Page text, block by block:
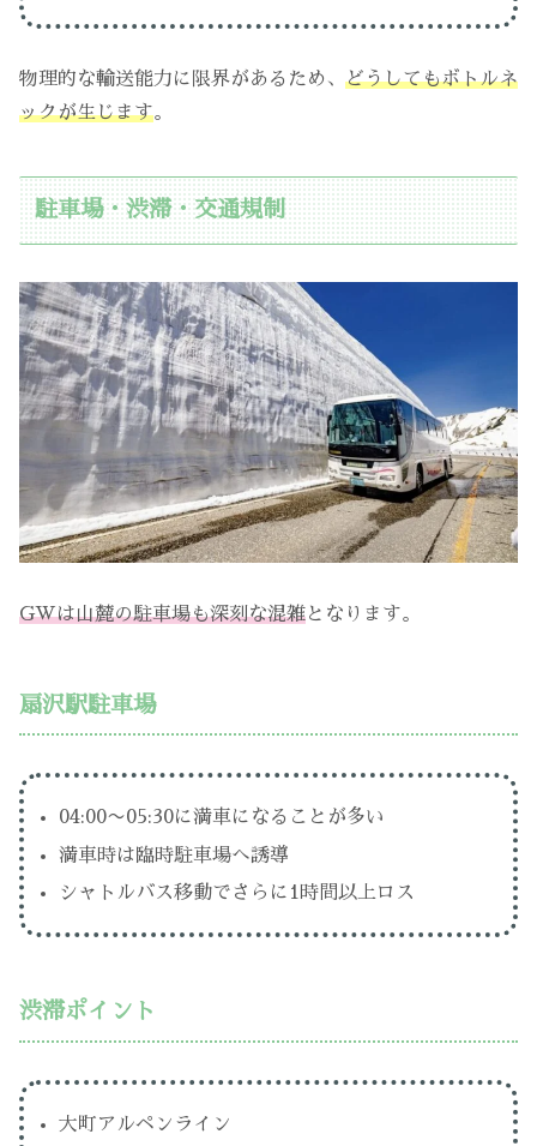
物理的な輸送能力に限界があるため、 どうしてもボトルネ
ックが生じます。
駐車場・渋滞・交通規制
GWは山麓の駐車場も深刻な混雑となります。
扇沢駅駐車場
04:00〜05:30に満車になることが多い
満車時は臨時駐車場へ誘導
シャトルバス移動でさらに1時間以上ロス
渋滞ポイント
大町アルペンライン